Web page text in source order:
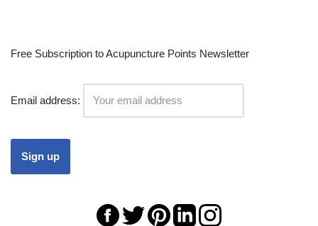
Free Subscription to Acupuncture Points Newsletter
Email address: